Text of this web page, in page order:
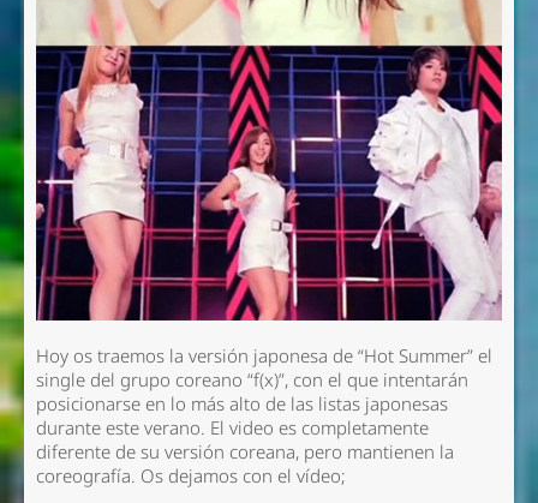
Hoy os traemos la versión japonesa de “Hot Summer” el
single del grupo coreano “f(x)”, con el que intentarán
posicionarse en lo más alto de las listas japonesas
durante este verano. El video es completamente
diferente de su versión coreana, pero mantienen la
coreografía. Os dejamos con el vídeo;